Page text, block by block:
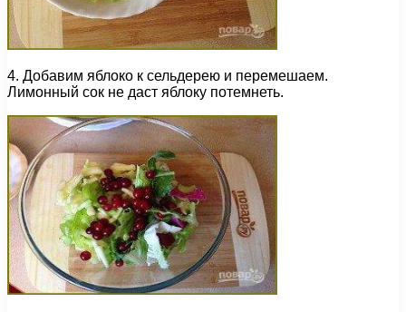
4. Добавим яблоко к сельдерею и перемешаем.
Лимонный сок не даст яблоку потемнеть.